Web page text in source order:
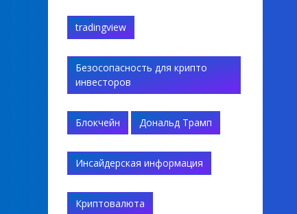
tradingview
Безосопасность для крипто
инвесторов
Блокчейн Дональд Трамп
Инсайдерская информация
Криптовалюта